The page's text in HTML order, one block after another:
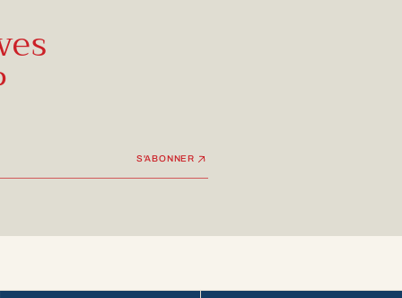
S'ABONNER